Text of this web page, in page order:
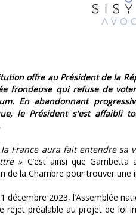
offre au Président de la
frondeuse qui refuse de
En abandonnant
le Président s'est affaibli
France aura fait entendre sa
». C’est ainsi que
de la Chambre pour trouver une
décembre 2023, l’Assemblée
rejet préalable au projet de loi